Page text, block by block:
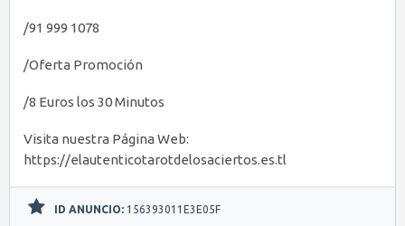
/91 999 1078
/Oferta Promoción
/8 Euros los 30 Minutos
Visita nuestra Página Web:
https://elautenticotarotdelosaciertos.es.tl
ID ANUNCIO: 156393011E3E05F